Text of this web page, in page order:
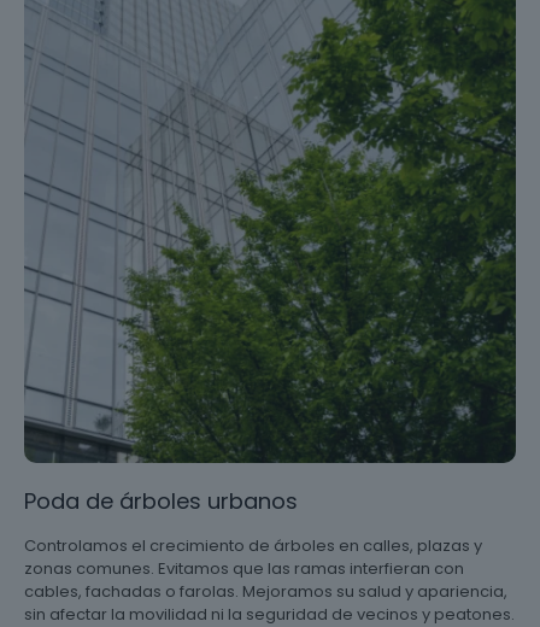
Poda de árboles urbanos
Controlamos el crecimiento de árboles en calles, plazas y
zonas comunes. Evitamos que las ramas interfieran con
cables, fachadas o farolas. Mejoramos su salud y apariencia,
sin afectar la movilidad ni la seguridad de vecinos y peatones.